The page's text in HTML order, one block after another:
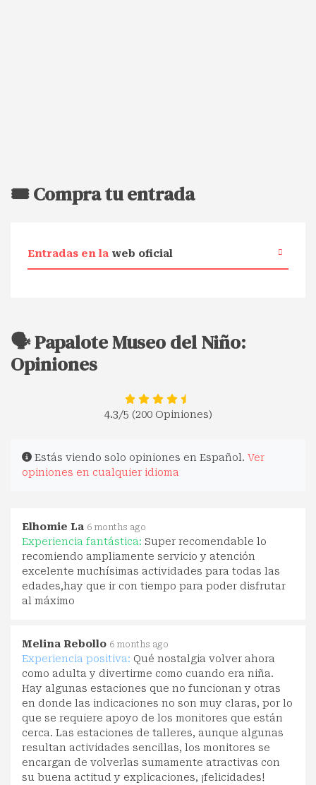
🎟️ Compra tu entrada
Entradas en la web oficial
🗣️ Papalote Museo del Niño:
Opiniones
4.3/5 (200 Opiniones)
Estás viendo solo opiniones en Español. Ver
opiniones en cualquier idioma
Elhomie La 6 months ago
Experiencia fantástica: Super recomendable lo
recomiendo ampliamente servicio y atención
excelente muchísimas actividades para todas las
edades,hay que ir con tiempo para poder disfrutar
al máximo
Melina Rebollo 6 months ago
Experiencia positiva: Qué nostalgia volver ahora
como adulta y divertirme como cuando era niña.
Hay algunas estaciones que no funcionan y otras
en donde las indicaciones no son muy claras, por lo
que se requiere apoyo de los monitores que están
cerca. Las estaciones de talleres, aunque algunas
resultan actividades sencillas, los monitores se
encargan de volverlas sumamente atractivas con
su buena actitud y explicaciones, ¡felicidades!